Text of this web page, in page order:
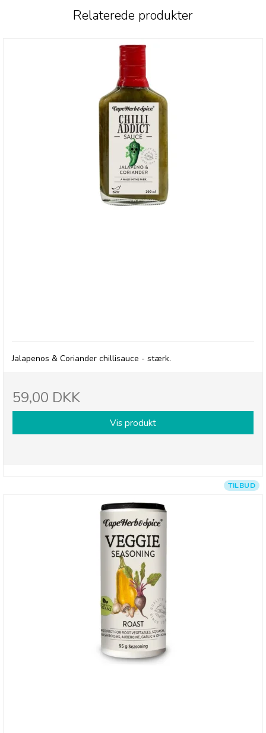
Relaterede produkter
Jalapenos & Coriander chillisauce - stærk.
59,00 DKK
Vis produkt
TILBUD